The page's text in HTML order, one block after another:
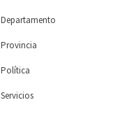
Departamento
Provincia
Política
Servicios